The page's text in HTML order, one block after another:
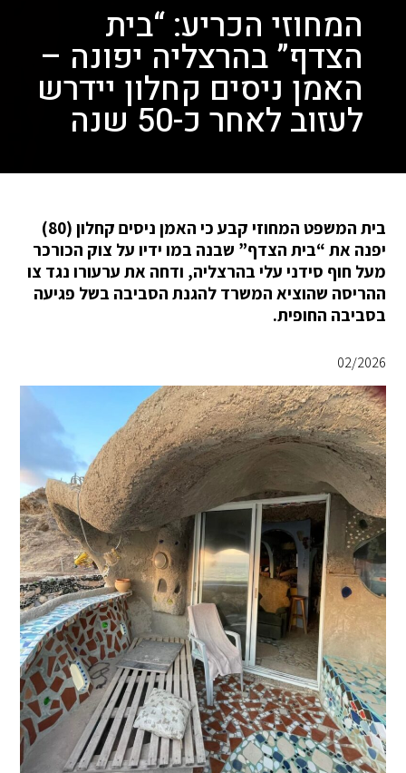
המחוזי הכריע: “בית
הצדף” בהרצליה יפונה –
האמן ניסים קחלון יידרש
לעזוב לאחר כ-50 שנה
בית המשפט המחוזי קבע כי האמן ניסים קחלון (80)
יפנה את “בית הצדף” שבנה במו ידיו על צוק הכורכר
מעל חוף סידני עלי בהרצליה, ודחה את ערעורו נגד צו
ההריסה שהוציא המשרד להגנת הסביבה בשל פגיעה
בסביבה החופית.
02/2026